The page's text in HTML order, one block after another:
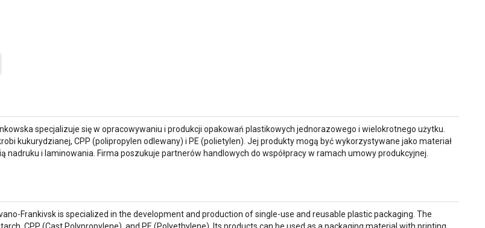
specjalizuje się w opracowywaniu i produkcji opakowań plastikowych jednorazowego i wielokrotnego użytku.
kukurydzianej, CPP (polipropylen odlewany) i PE (polietylen). Jej produkty mogą być wykorzystywane jako materiał
nadruku i laminowania. Firma poszukuje partnerów handlowych do współpracy w ramach umowy produkcyjnej.
Frankivsk is specialized in the development and production of single-use and reusable plastic packaging. The